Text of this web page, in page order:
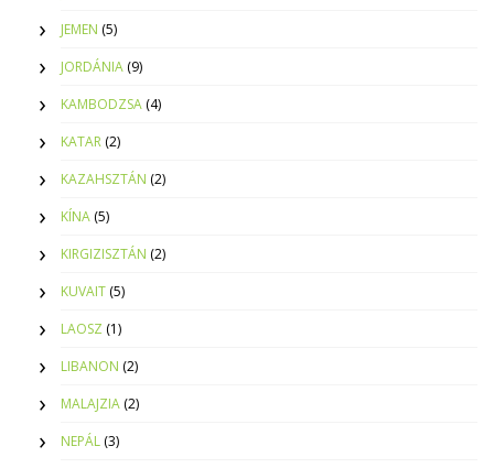
JEMEN (5)
JORDÁNIA (9)
KAMBODZSA (4)
KATAR (2)
KAZAHSZTÁN (2)
KÍNA (5)
KIRGIZISZTÁN (2)
KUVAIT (5)
LAOSZ (1)
LIBANON (2)
MALAJZIA (2)
NEPÁL (3)